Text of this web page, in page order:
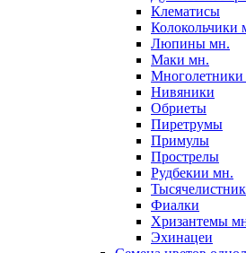
Клематисы
Колокольчики
Люпины мн.
Маки мн.
Многолетники
Нивяники
Обриеты
Пиретрумы
Примулы
Прострелы
Рудбекии мн.
Фиалки
Хризантемы
Эхинацеи